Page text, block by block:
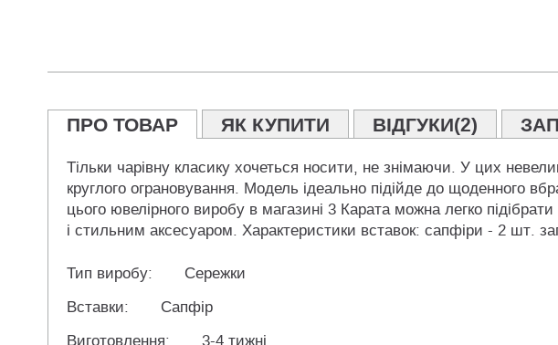
ПРО ТОВАР ЯК КУПИТИ ВІДГУКИ(2)
Тільки чарівну класику хочеться носити, не знімаючи. У цих
круглого ограновування. Модель ідеально підійде до щоденного
цього ювелірного виробу в магазині 3 Карата можна легко
і стильним аксесуаром. Характеристики вставок: сапфіри - 2 шт.
Тип виробу: Сережки
Вставки:
Сапфір
Виготовлення:
3-4 тижні